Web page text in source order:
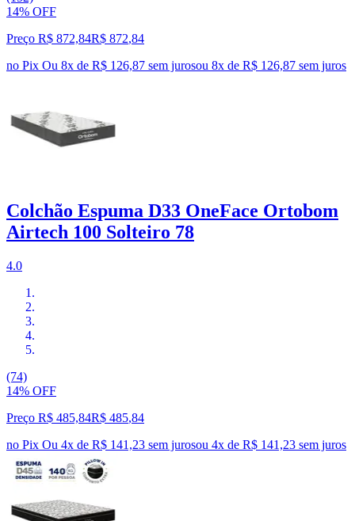
14% OFF
Preço R$ 872,84R$ 872,84
no Pix Ou 8x de R$ 126,87 sem jurosou 8x de R$ 126,87 sem juros
Colchão Espuma D33 OneFace Ortobom
Airtech 100 Solteiro 78
4.0
(74)
14% OFF
Preço R$ 485,84R$ 485,84
no Pix Ou 4x de R$ 141,23 sem jurosou 4x de R$ 141,23 sem juros